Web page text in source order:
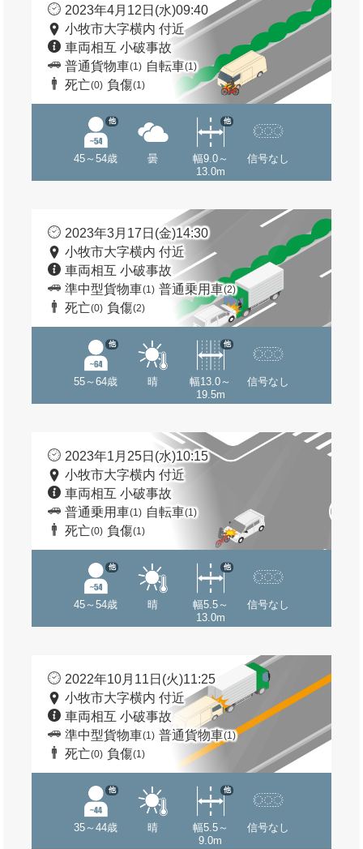
2023年4月12日(水)09:40
小牧市大字横内 付近
車両相互 小破事故
普通貨物車(1) 自転車(1)
死亡(0) 負傷(1)
45～54歳
他
曇
幅9.0～
13.0m
他
信号なし
2023年3月17日(金)14:30
小牧市大字横内 付近
車両相互 小破事故
準中型貨物車(1) 普通乗用車(2)
死亡(0) 負傷(2)
55～64歳
他
晴
幅13.0～
19.5m
他
信号なし
2023年1月25日(水)10:15
小牧市大字横内 付近
車両相互 小破事故
普通乗用車(1) 自転車(1)
死亡(0) 負傷(1)
45～54歳
他
晴
幅5.5～
13.0m
他
信号なし
2022年10月11日(火)11:25
小牧市大字横内 付近
車両相互 小破事故
準中型貨物車(1) 普通貨物車(1)
死亡(0) 負傷(1)
35～44歳
他
晴
幅5.5～
9.0m
他
信号なし